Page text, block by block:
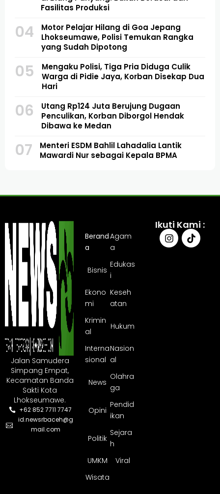
Fasilitas Produksi
04
Motor Pelajar Hilang di Goa Jepang
Lhokseumawe, Polisi Temukan Rangka
yang Sudah Dipotong
05
Mengaku Polisi, Tiga Pria Diduga Culik
Warga di Pidie Jaya, Korban Disekap Dua
Hari
06
Utang Rp124 Juta Berujung Dugaan
Penculikan, Korban Diborgol Hendak
Dibawa ke Medan
07
Menteri ESDM Bahlil Lahadalia Lantik
Mawardi Nur sebagai Kepala BPMA
Jalan Samudera
Simpang Empat,
Kecamatan Banda
Sakti Kota
Lhokseumawe.
+62 852 7711 7747
id.newsrbaceh@g
mail.com
Berand
a
Agam
a
Bisnis
Edukas
i
Ekono
mi
Keseh
atan
Krimin
al
Hukum
Interna
sional
Nasion
al
News
Olahra
ga
Opini
Pendid
ikan
Politik
Sejara
h
UMKM
Viral
Wisata
Ikuti Kami :